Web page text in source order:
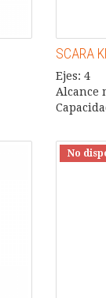
SCARA
Ejes: 4
Alcance
No